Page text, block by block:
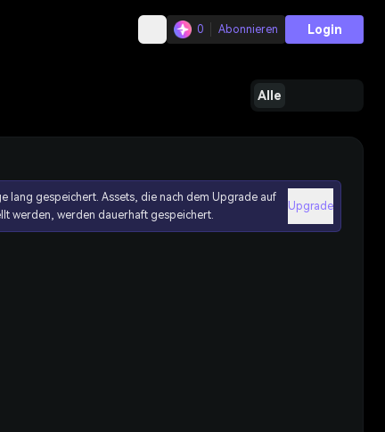
0 Abonnieren Login
Alle
lang gespeichert. Assets, die nach dem Upgrade auf
werden, werden dauerhaft gespeichert.
Upgrade